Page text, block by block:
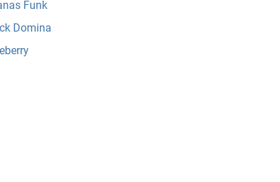
Funk
Domina